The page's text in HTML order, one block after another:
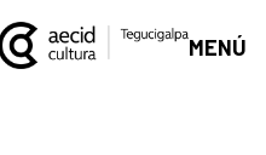
MENÚ